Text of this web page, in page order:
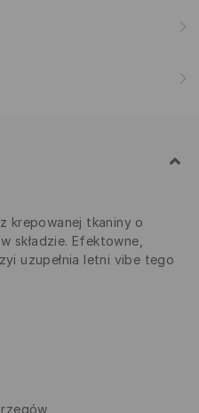
krepowanej tkaniny o
składzie. Efektowne,
uzupełnia letni vibe tego